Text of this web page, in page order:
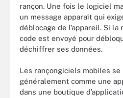
rançon. Une fois le logiciel
un message apparaît qui
déblocage de l’appareil. Si la
code est envoyé pour
déchiffrer ses données.
Les rançongiciels mobiles
généralement comme une
dans une boutique